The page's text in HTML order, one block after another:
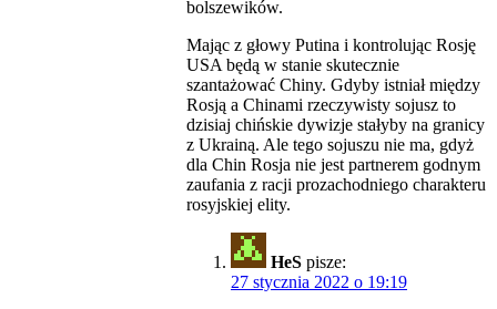
bolszewików.
Mając z głowy Putina i kontrolując Rosję
USA będą w stanie skutecznie
szantażować Chiny. Gdyby istniał między
Rosją a Chinami rzeczywisty sojusz to
dzisiaj chińskie dywizje stałyby na granicy
z Ukrainą. Ale tego sojuszu nie ma, gdyż
dla Chin Rosja nie jest partnerem godnym
zaufania z racji prozachodniego charakteru
rosyjskiej elity.
HeS pisze:
27 stycznia 2022 o 19:19